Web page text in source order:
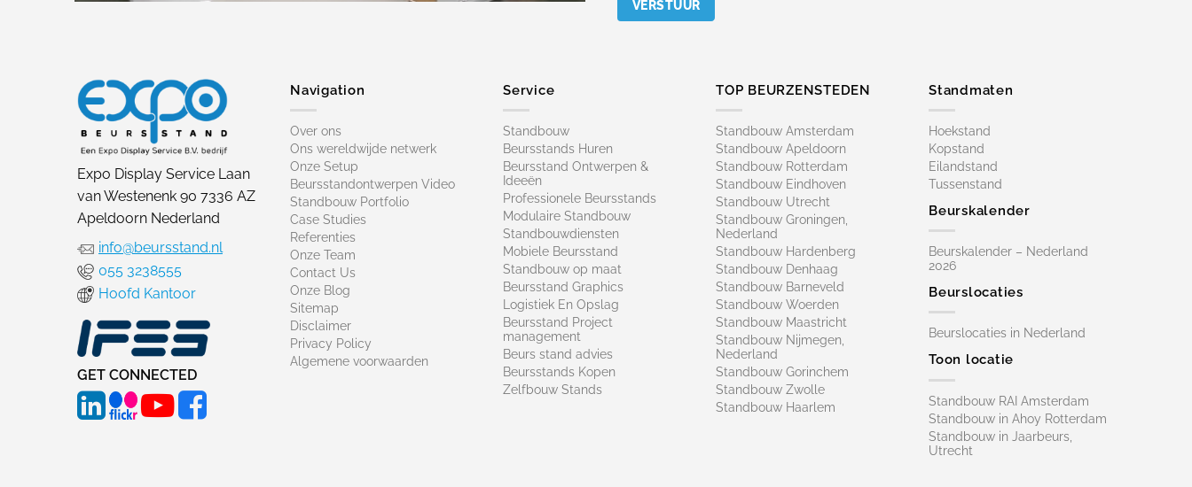
Expo Display Service Laan
van Westenenk 90 7336 AZ
Apeldoorn Nederland
info@beursstand.nl
055 3238555
Hoofd Kantoor
GET CONNECTED
Navigation
Over ons
Ons wereldwijde netwerk
Onze Setup
Beursstandontwerpen Video
Standbouw Portfolio
Case Studies
Referenties
Onze Team
Contact Us
Onze Blog
Sitemap
Disclaimer
Privacy Policy
Algemene voorwaarden
Service
Standbouw
Beursstands Huren
Beursstand Ontwerpen &
Ideeën
Professionele Beursstands
Modulaire Standbouw
Standbouwdiensten
Mobiele Beursstand
Standbouw op maat​
Beursstand Graphics
Logistiek En Opslag
Beursstand Project
management
Beurs stand advies
Beursstands Kopen
Zelfbouw Stands
TOP BEURZENSTEDEN
Standbouw Amsterdam
Standbouw Apeldoorn
Standbouw Rotterdam
Standbouw Eindhoven
Standbouw Utrecht
Standbouw Groningen,
Nederland
Standbouw Hardenberg
Standbouw Denhaag
Standbouw Barneveld
Standbouw Woerden
Standbouw Maastricht
Standbouw Nijmegen,
Nederland
Standbouw Gorinchem
Standbouw Zwolle
Standbouw Haarlem
Standmaten
Hoekstand
Kopstand
Eilandstand
Tussenstand
Beurskalender
Beurskalender – Nederland
2026
Beurslocaties
Beurslocaties in Nederland
Toon locatie
Standbouw RAI Amsterdam
Standbouw in Ahoy Rotterdam
Standbouw in Jaarbeurs,
Utrecht